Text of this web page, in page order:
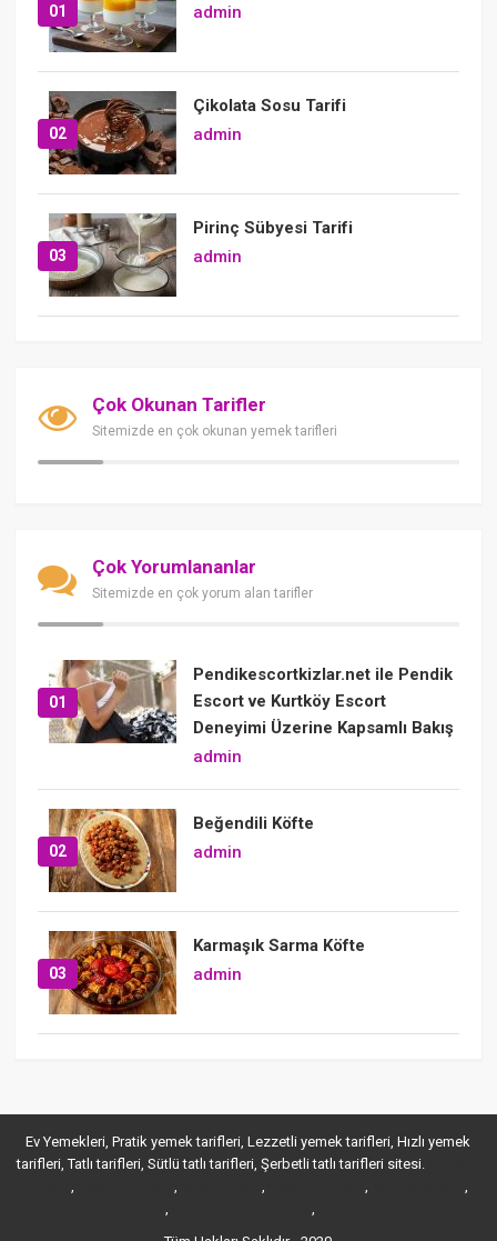
01
admin
02
Çikolata Sosu Tarifi
admin
03
Pirinç Sübyesi Tarifi
admin
Çok Okunan Tarifler
Sitemizde en çok okunan yemek tarifleri
Çok Yorumlananlar
Sitemizde en çok yorum alan tarifler
01
Pendikescortkizlar.net ile Pendik
Escort ve Kurtköy Escort
Deneyimi Üzerine Kapsamlı Bakış
admin
02
Beğendili Köfte
admin
03
Karmaşık Sarma Köfte
admin
Ev Yemekleri, Pratik yemek tarifleri, Lezzetli yemek tarifleri, Hızlı yemek
tarifleri, Tatlı tarifleri, Sütlü tatlı tarifleri, Şerbetli tatlı tarifleri sitesi.